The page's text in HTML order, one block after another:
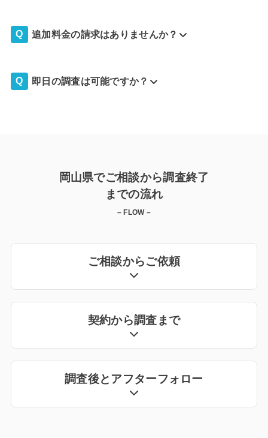
追加料金の請求はありませんか？
即日の調査は可能ですか？
岡山県でご相談から調査終了
までの流れ
– FLOW –
ご相談からご依頼
契約から調査まで
調査後とアフターフォロー